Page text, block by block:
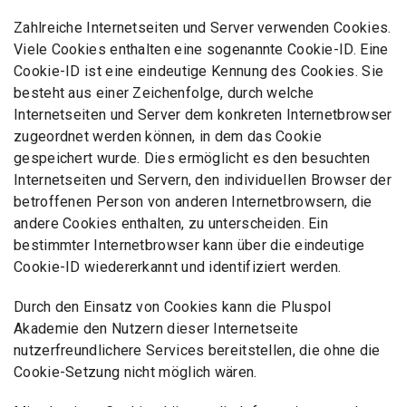
Zahlreiche Internetseiten und Server verwenden Cookies.
Viele Cookies enthalten eine sogenannte Cookie-ID. Eine
Cookie-ID ist eine eindeutige Kennung des Cookies. Sie
besteht aus einer Zeichenfolge, durch welche
Internetseiten und Server dem konkreten Internetbrowser
zugeordnet werden können, in dem das Cookie
gespeichert wurde. Dies ermöglicht es den besuchten
Internetseiten und Servern, den individuellen Browser der
betroffenen Person von anderen Internetbrowsern, die
andere Cookies enthalten, zu unterscheiden. Ein
bestimmter Internetbrowser kann über die eindeutige
Cookie-ID wiedererkannt und identifiziert werden.
Durch den Einsatz von Cookies kann die Pluspol
Akademie den Nutzern dieser Internetseite
nutzerfreundlichere Services bereitstellen, die ohne die
Cookie-Setzung nicht möglich wären.